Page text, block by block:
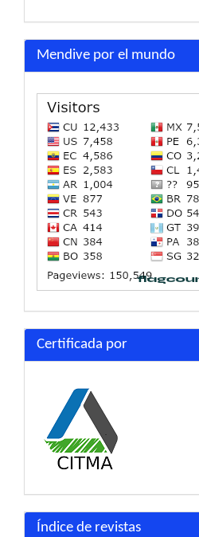
Mendive por el mundo
Certificada por
Índice de revistas